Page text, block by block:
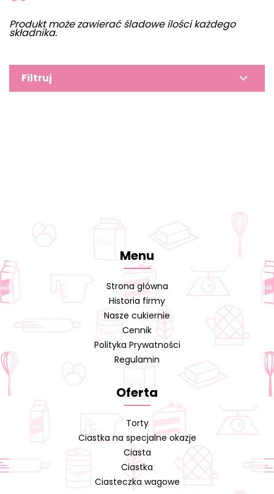
Produkt może zawierać śladowe ilości każdego
składnika.
Filtruj
Menu
Strona główna
Historia firmy
Nasze cukiernie
Cennik
Polityka Prywatności
Regulamin
Oferta
Torty
Ciastka na specjalne okazje
Ciasta
Ciastka
Ciasteczka wagowe